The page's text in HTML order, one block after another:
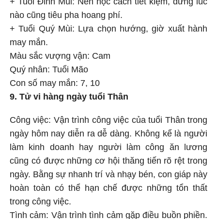
nào cũng tiêu pha hoang phí.
+ Tuổi Quý Mùi: Lựa chọn hướng, giờ xuất hành
may mắn.
Màu sắc vượng vận: Cam
Quý nhân: Tuổi Mão
Con số may mắn: 7, 10
9. Tử vi hàng ngày tuổi Thân
Công việc: Vận trình công việc của tuổi Thân trong
ngày hôm nay diễn ra dễ dàng. Không kể là người
làm kinh doanh hay người làm công ăn lương
cũng có được những cơ hội thăng tiến rõ rệt trong
ngày. Bằng sự nhanh trí và nhạy bén, con giáp này
hoàn toàn có thể hạn chế được những tổn thất
trong công việc.
Tình cảm: Vận trình tình cảm gặp điều buồn phiền.